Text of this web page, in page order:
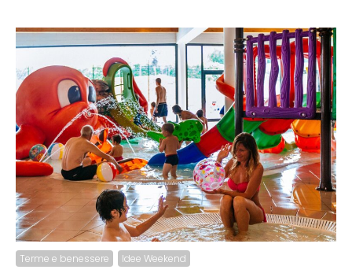
Terme e benessere Idee Weekend